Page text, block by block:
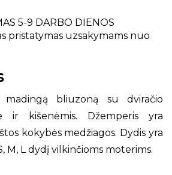
5-9 DARBO DIENOS
pristatymas uzsakymams nuo
madingą bliuzoną su dviračio
ir kišenėmis. Džemperis yra
kokybės medžiagos. Dydis yra
M, L dydį vilkinčioms moterims.